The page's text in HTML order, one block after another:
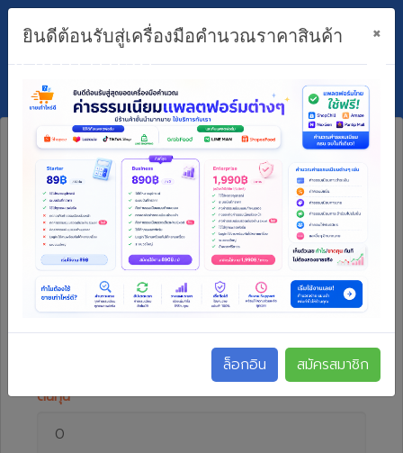
ขายเท่าไหร่ดี?
ไม่สามารถใช้งานได้ กรุณา
ล็อกอิน/สมัครสมาชิก
ราคาขาย
ต้นทุน
ยินดีต้อนรับสู่เครื่องมือคำนวณราคาสินค้า ×
ล็อกอิน สมัครสมาชิก